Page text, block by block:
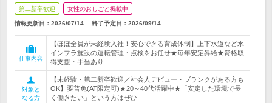
第二新卒歓迎 女性のおしごと掲載中
情報更新日：2026/07/14 終了予定日： 2026/09/14
仕事内容
【ほぼ全員が未経験入社！安心できる育成体制】上下水道など水
インフラ施設の運転管理・点検をお任せ★毎年安定昇給★資格取
得支援・手当あり
対象と
なる方
【未経験・第二新卒歓迎／社会人デビュー・ブランクがある方も
OK】要普免(AT限定可)★20～40代活躍中★「安定した環境で長
く働きたい」という方はぜひ